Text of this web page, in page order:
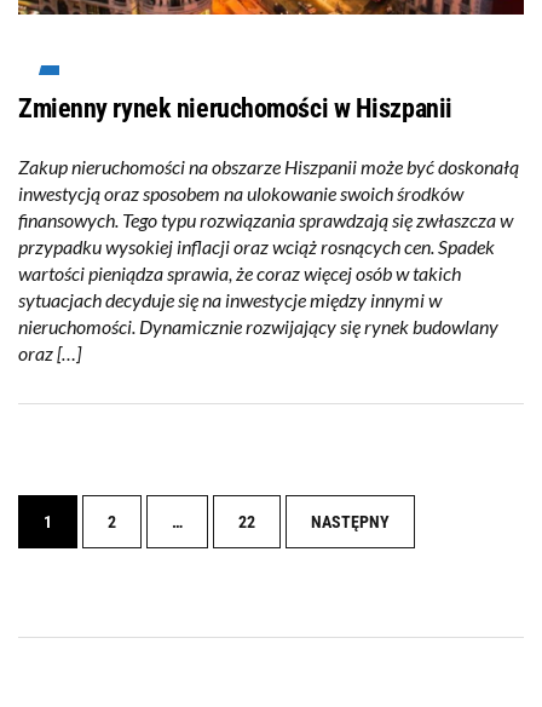
Zmienny rynek nieruchomości w Hiszpanii
Zakup nieruchomości na obszarze Hiszpanii może być doskonałą
inwestycją oraz sposobem na ulokowanie swoich środków
finansowych. Tego typu rozwiązania sprawdzają się zwłaszcza w
przypadku wysokiej inflacji oraz wciąż rosnących cen. Spadek
wartości pieniądza sprawia, że coraz więcej osób w takich
sytuacjach decyduje się na inwestycje między innymi w
nieruchomości. Dynamicznie rozwijający się rynek budowlany
oraz […]
Nawigacja
1 2 … 22 NASTĘPNY